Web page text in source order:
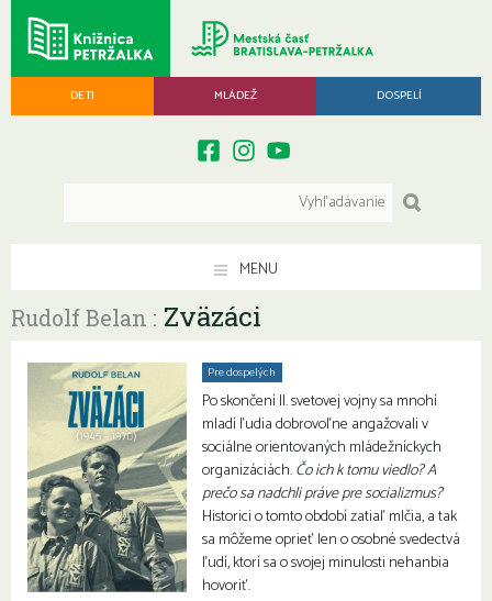
DETI MLÁDEŽ DOSPELÍ
MENU
Rudolf Belan : Zväzáci
Pre dospelých
Po skončení II. svetovej vojny sa mnohí
mladí ľudia dobrovoľne angažovali v
sociálne orientovaných mládežníckych
organizáciách.Čo ich k tomu viedlo? A
prečo sa nadchli práve pre socializmus?
Historici o tomto období zatiaľ mlčia, a tak
sa môžeme oprieť len o osobné svedectvá
ľudí, ktorí sa o svojej minulosti nehanbia
hovoriť.